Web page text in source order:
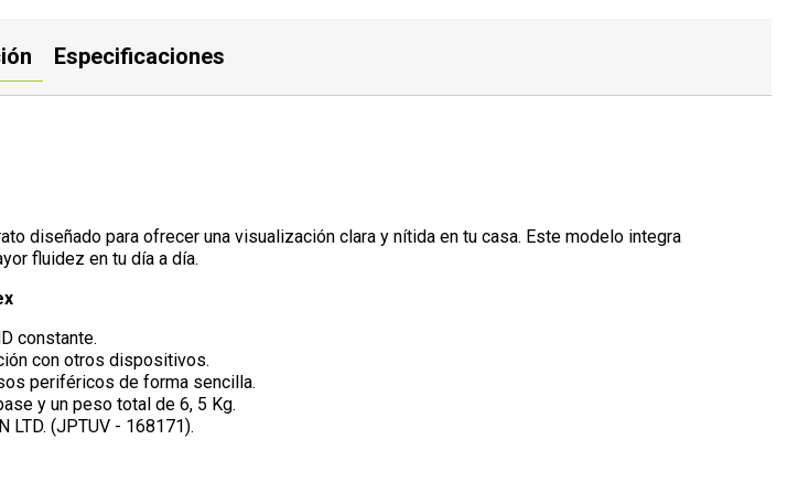
Especificaciones
diseñado para ofrecer una visualización clara y nítida en tu casa. Este modelo integra
fluidez en tu día a día.
constante.
con otros dispositivos.
periféricos de forma sencilla.
y un peso total de 6, 5 Kg.
LTD. (JPTUV - 168171).